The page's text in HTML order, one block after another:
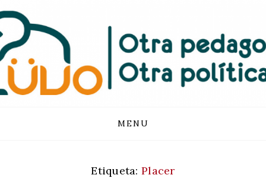
FUNDACIÓN
LUVO
MENU
Etiqueta:Placer